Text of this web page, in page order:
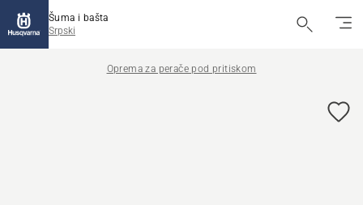
Šuma i bašta
Srpski
Oprema za perače pod pritiskom